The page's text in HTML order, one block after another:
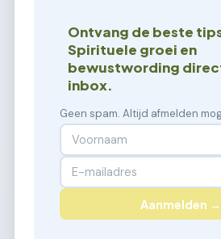
Ontvang de beste
Spirituele groei en
bewustwording
inbox.
Geen spam. Altijd afmelden
Aanmelden →